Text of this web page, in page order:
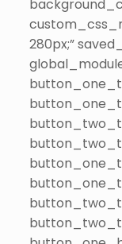
280px;”